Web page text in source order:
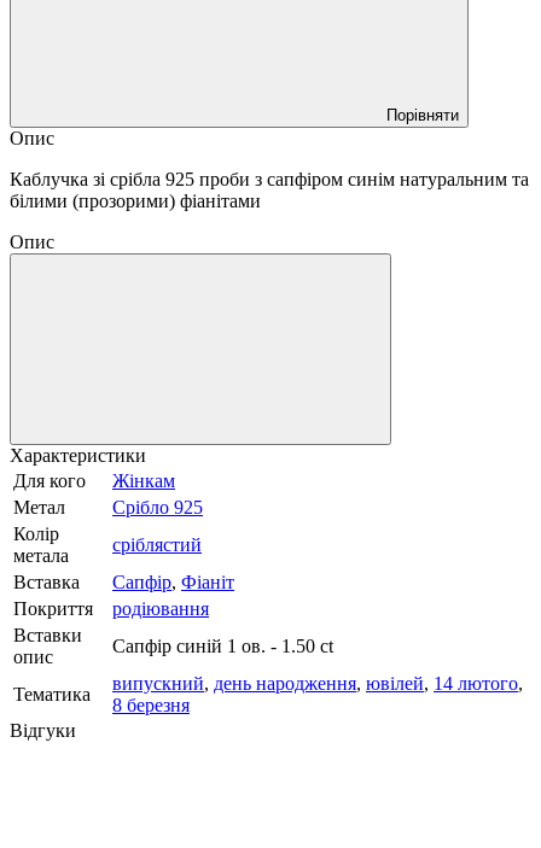
Порівняти
Опис
Каблучка зі срібла 925 проби з сапфіром синім натуральним та
білими (прозорими) фіанітами
Опис
Характеристики
Для кого
Жінкам
Метал
Срібло 925
Колір
метала
сріблястий
Вставка
Сапфір, Фіаніт
Покриття
родіювання
Вставки
опис
Сапфір синій 1 ов. - 1.50 ct
Тематика
випускний, день народження, ювілей, 14 лютого,
8 березня
Відгуки